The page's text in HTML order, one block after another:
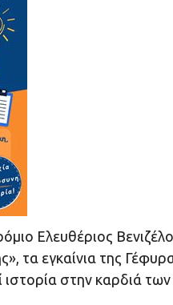
Ελευθέριος
τα εγκαίνια της
ιστορία στην καρδιά